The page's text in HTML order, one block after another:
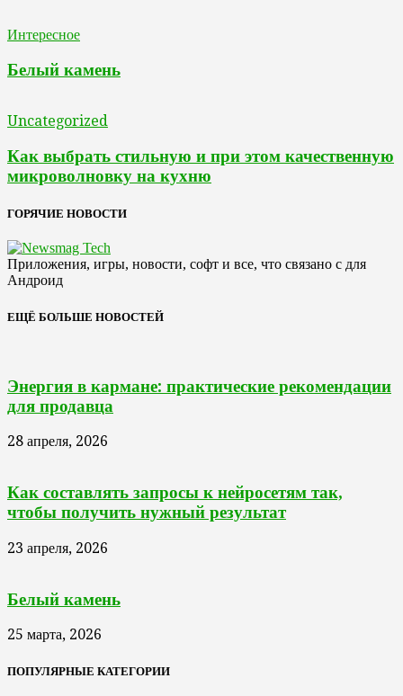
Интересное
Белый камень
Uncategorized
Как выбрать стильную и при этом качественную
микроволновку на кухню
ГОРЯЧИЕ НОВОСТИ
Приложения, игры, новости, софт и все, что связано с для
Андроид
ЕЩЁ БОЛЬШЕ НОВОСТЕЙ
Энергия в кармане: практические рекомендации
для продавца
28 апреля, 2026
Как составлять запросы к нейросетям так,
чтобы получить нужный результат
23 апреля, 2026
Белый камень
25 марта, 2026
ПОПУЛЯРНЫЕ КАТЕГОРИИ